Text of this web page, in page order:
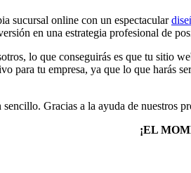
sucursal online con un espectacular
en una estrategia profesional de
lo que conseguirás es que tu sitio
para tu empresa, ya que lo que harás
Gracias a la ayuda de
¡EL